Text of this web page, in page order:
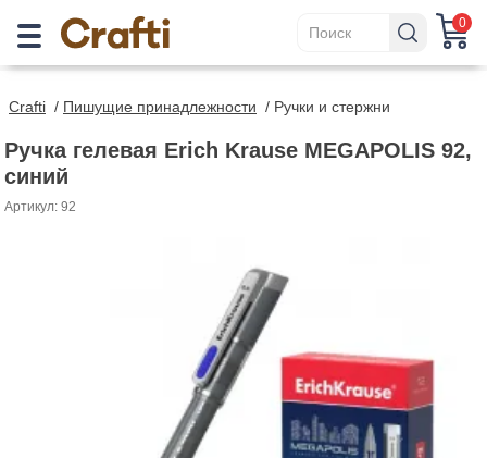
0
Crafti / Пишущие принадлежности / Ручки и стержни
Ручка гелевая Erich Krause MEGAPOLIS 92,
синий
Артикул: 92